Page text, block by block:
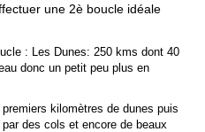
une 2è boucle idéale
: Les Dunes: 250 kms dont 40
donc un petit peu plus en
kilomètres de dunes puis
des cols et encore de beaux